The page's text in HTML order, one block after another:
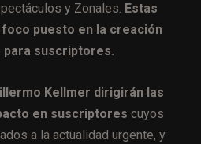
y Zonales. Estas
puesto en la creación
para suscriptores.
Kellmer dirigirán las
en suscriptores cuyos
a la actualidad urgente, y